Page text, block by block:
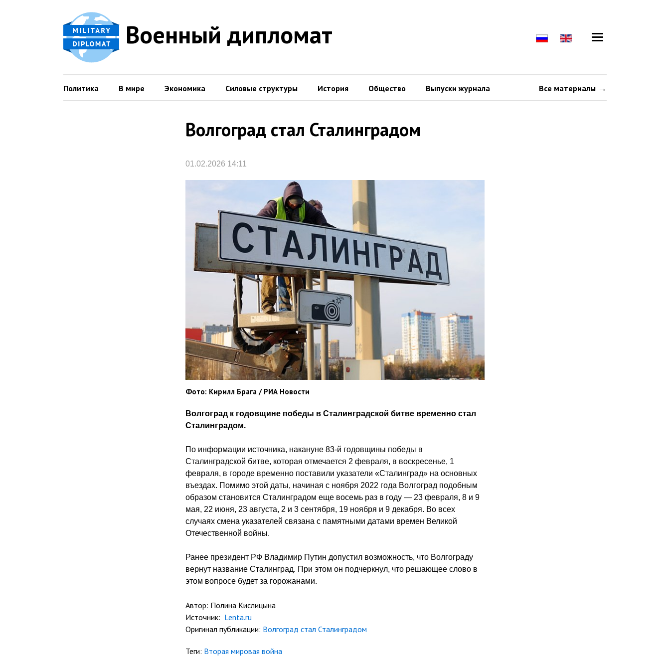
Военный дипломат
Политика В мире Экономика Силовые структуры История Общество Выпуски журнала Все материалы
Волгоград стал Сталинградом
01.02.2026 14:11
Фото: Кирилл Брага / РИА Новости
Волгоград к годовщине победы в Сталинградской битве временно стал
Сталинградом.
По информации источника, накануне 83-й годовщины победы в
Сталинградской битве, которая отмечается 2 февраля, в воскресенье, 1
февраля, в городе временно поставили указатели «Сталинград» на основных
въездах. Помимо этой даты, начиная с ноября 2022 года Волгоград подобным
образом становится Сталинградом еще восемь раз в году — 23 февраля, 8 и 9
мая, 22 июня, 23 августа, 2 и 3 сентября, 19 ноября и 9 декабря. Во всех
случаях смена указателей связана с памятными датами времен Великой
Отечественной войны.
Ранее президент РФ Владимир Путин допустил возможность, что Волгограду
вернут название Сталинград. При этом он подчеркнул, что решающее слово в
этом вопросе будет за горожанами.
Автор: Полина Кислицына
Источник: Lenta.ru
Оригинал публикации: Волгоград стал Сталинградом
Теги: Вторая мировая война